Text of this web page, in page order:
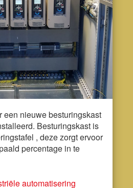
een nieuwe besturingskast
Besturingskast is
, deze zorgt ervoor
percentage in te
automatisering